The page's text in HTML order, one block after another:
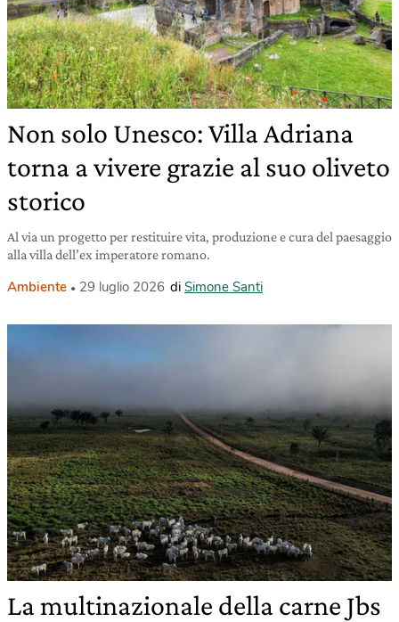
Non solo Unesco: Villa Adriana
torna a vivere grazie al suo oliveto
storico
Al via un progetto per restituire vita, produzione e cura del paesaggio
alla villa dell’ex imperatore romano.
Ambiente 29 luglio 2026 di Simone Santi
La multinazionale della carne Jbs